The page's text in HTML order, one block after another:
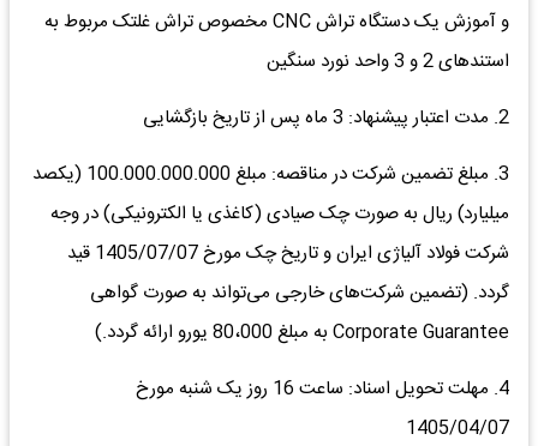
و آموزش یک دستگاه تراش CNC مخصوص تراش غلتک مربوط به
استندهای 2 و 3 واحد نورد سنگین
2. مدت اعتبار پیشنهاد: 3 ماه پس از تاریخ بازگشایی
3. مبلغ تضمین شرکت در مناقصه: مبلغ 100.000.000.000 (یکصد
میلیارد) ریال به صورت چک صیادی (کاغذی یا الکترونیکی) در وجه
شرکت فولاد آلیاژی ایران و تاریخ چک مورخ 1405/07/07 قید
گردد. (تضمین شرکت‌های خارجی می‌تواند به صورت گواهی
Corporate Guarantee به مبلغ 80،000 یورو ارائه گردد.)
4. مهلت تحویل اسناد: ساعت 16 روز یک شنبه مورخ
1405/04/07